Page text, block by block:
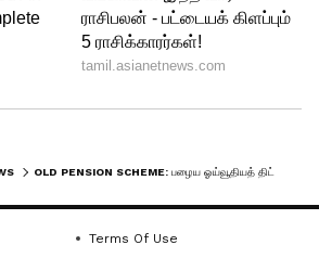
Terms Of Use